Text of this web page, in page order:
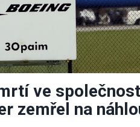
ve
zemřel na